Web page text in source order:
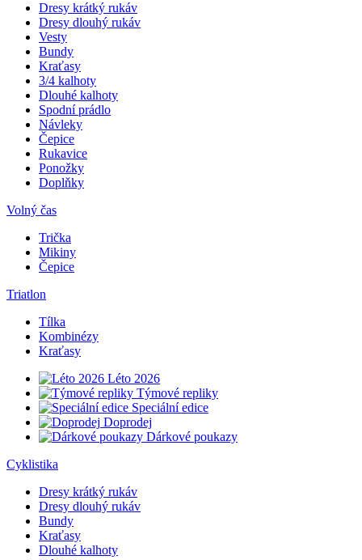
Dresy krátký rukáv
Dresy dlouhý rukáv
Vesty
Bundy
Kraťasy
3/4 kalhoty
Dlouhé kalhoty
Spodní prádlo
Návleky
Čepice
Rukavice
Ponožky
Doplňky
Volný čas
Trička
Mikiny
Čepice
Triatlon
Tílka
Kombinézy
Kraťasy
Léto 2026
Týmové repliky
Speciální edice
Doprodej
Dárkové poukazy
Cyklistika
Dresy krátký rukáv
Dresy dlouhý rukáv
Bundy
Kraťasy
Dlouhé kalhoty